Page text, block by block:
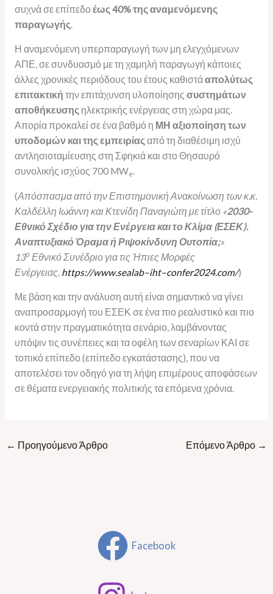
συχνά σε επίπεδοέως 40% της αναμενόμενης
παραγωγής.
Η αναμενόμενη υπερπαραγωγή των μη ελεγχόμενων
ΑΠΕ, σε συνδυασμό με τη χαμηλή παραγωγή κάποιες
άλλες χρονικές περιόδους του έτους καθιστάαπολύτως
επιτακτική την επιτάχυνση υλοποίησης συστημάτων
αποθήκευσης ηλεκτρικής ενέργειας στη χώρα μας.
Απορία προκαλεί σε ένα βαθμό η ΜΗ αξιοποίηση των
υποδομών και της εμπειρίας από τη διαθέσιμη ισχύ
αντλησιοταμίευσης στη Σφηκιά και στο Θησαυρό
συνολικής ισχύος 700 MWe.
(Απόσπασμα από την Επιστημονική Ανακοίνωση των κ.κ.
Καλδέλλη Ιωάννη και Κτενίδη Παναγιώτη με τίτλο «2030-
Εθνικό Σχέδιο για την Ενέργεια και το Κλίμα (ΕΣΕΚ).
Αναπτυξιακό Όραμα ή Ριψοκίνδυνη Ουτοπία;»
13οΕθνικό Συνέδριο για τις Ήπιες Μορφές
Ενέργειας, https://www.sealab–iht–confer2024.com/)
Με βάση και την ανάλυση αυτή είναι σημαντικό να γίνει
αναπροσαρμογή του ΕΣΕΚ σε ένα πιο ρεαλιστικό και πιο
κοντά στην πραγματικότητα σενάριο, λαμβάνοντας
υπόψιν τις συνέπειες και τα οφέλη των σεναρίων ΚΑΙ σε
τοπικό επίπεδο (επίπεδο εγκατάστασης), που να
αποτελέσει τον οδηγό για τη λήψη επιμέρους αποφάσεων
σε θέματα ενεργειακής πολιτικής τα επόμενα χρόνια.
← Προηγούμενο Άρθρο Επόμενο Άρθρο →
Facebook